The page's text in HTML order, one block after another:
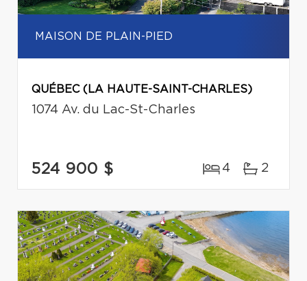
MAISON DE PLAIN-PIED
QUÉBEC (LA HAUTE-SAINT-CHARLES)
1074 Av. du Lac-St-Charles
524 900 $ 4 2